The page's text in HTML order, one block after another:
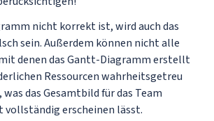
nicht korrekt ist, wird auch das
sein. Außerdem können nicht alle
denen das Gantt-Diagramm erstellt
Ressourcen wahrheitsgetreu
das Gesamtbild für das Team
vollständig erscheinen lässt.